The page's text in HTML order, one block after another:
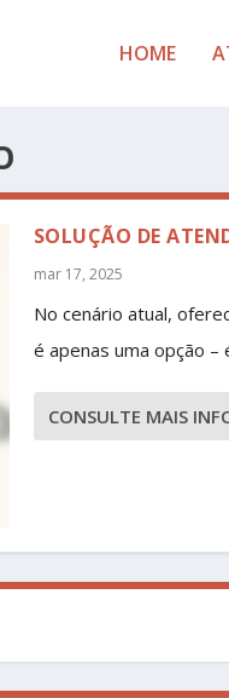
HOME
SOLUÇÃO DE
mar 17, 2025
No cenário atual,
é apenas uma opção –
CONSULTE MAIS